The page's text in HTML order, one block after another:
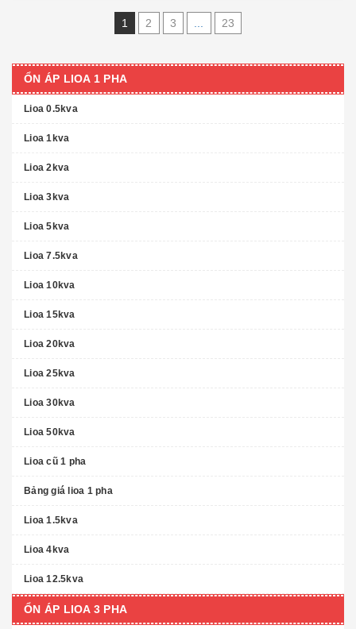
1 2 3 23
ỔN ÁP LIOA 1 PHA
Lioa 0.5kva
Lioa 1kva
Lioa 2kva
Lioa 3kva
Lioa 5kva
Lioa 7.5kva
Lioa 10kva
Lioa 15kva
Lioa 20kva
Lioa 25kva
Lioa 30kva
Lioa 50kva
Lioa cũ 1 pha
Bảng giá lioa 1 pha
Lioa 1.5kva
Lioa 4kva
Lioa 12.5kva
ỔN ÁP LIOA 3 PHA